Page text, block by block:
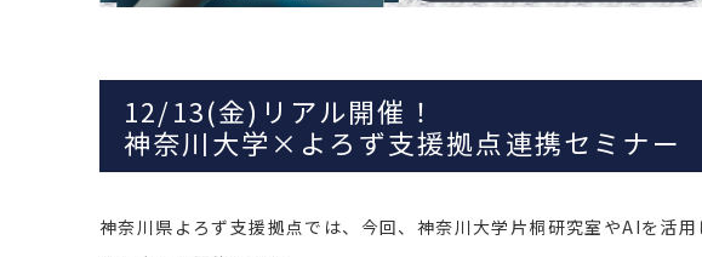
12/13(金)リアル開催！
神奈川大学×よろず支援拠点連携セミナー
神奈川県よろず支援拠点では、今回、神奈川大学片桐研究室やAIを活